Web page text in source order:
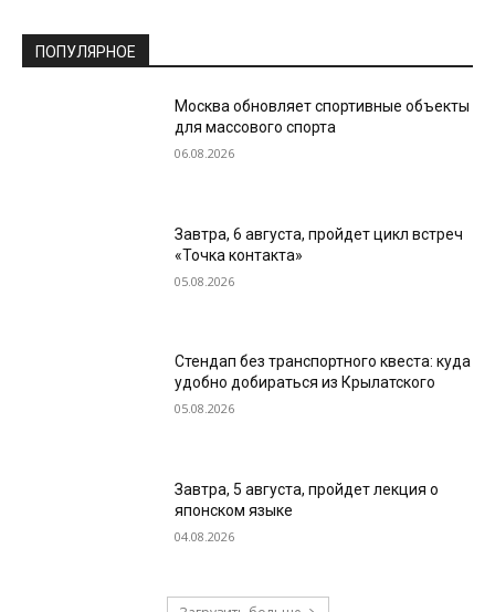
ПОПУЛЯРНОЕ
Москва обновляет спортивные объекты
для массового спорта
06.08.2026
Завтра, 6 августа, пройдет цикл встреч
«Точка контакта»
05.08.2026
Стендап без транспортного квеста: куда
удобно добираться из Крылатского
05.08.2026
Завтра, 5 августа, пройдет лекция о
японском языке
04.08.2026